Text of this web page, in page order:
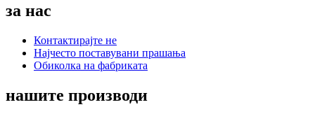
за нас
Контактирајте не
Најчесто поставувани прашања
Обиколка на фабриката
нашите производи